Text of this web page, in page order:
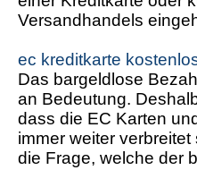
Versandhandels
ec kreditkarte
Das bargeldlose
an Bedeutung.
dass die EC Karten
immer weiter
die Frage, welche der